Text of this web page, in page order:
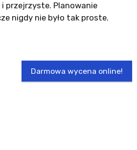
przejrzyste. Planowanie
nigdy nie było tak proste.
Darmowa wycena online!